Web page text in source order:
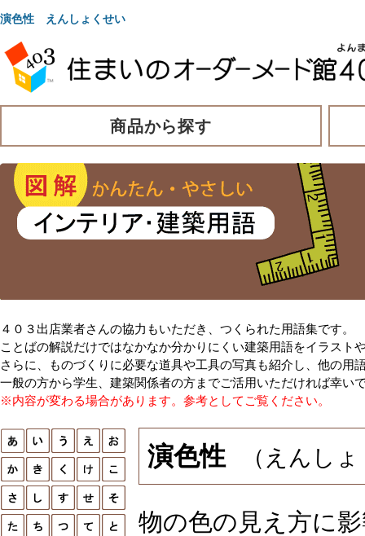
演色性 えんしょくせい
商品から探す
４０３出店業者さんの協力もいただき、つくられた用語集です。
ことばの解説だけではなかなか分かりにくい建築用語をイラスト
さらに、ものづくりに必要な道具や工具の写真も紹介し、他の
一般の方から学生、建築関係者の方までご活用いただければ幸い
※内容が変わる場合があります。参考としてご覧ください。
演色性 （えんし
物の色の見え方に